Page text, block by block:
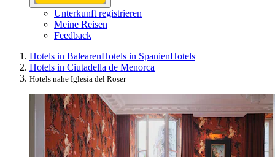
Unterkunft registrieren
Meine Reisen
Feedback
Hotels in BalearenHotels in SpanienHotels
Hotels in Ciutadella de Menorca
Hotels nahe Iglesia del Roser